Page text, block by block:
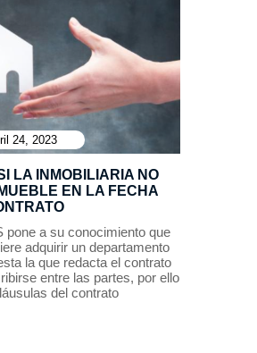
24, 2023
LA INMOBILIARIA NO
EN LA FECHA
pone a su conocimiento que
adquirir un departamento
la que redacta el contrato
entre las partes, por ello
del contrato